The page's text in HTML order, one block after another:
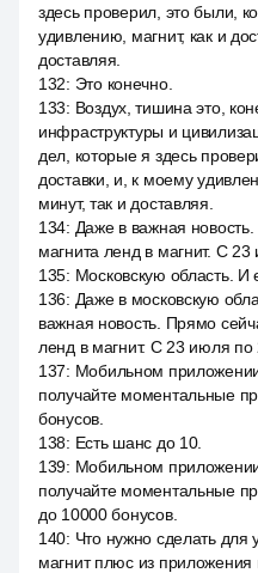
здесь проверил, это были,
удивлению, магнит, как и
доставляя.
132: Это конечно.
133: Воздух, тишина это,
инфраструктуры и
дел, которые я здесь
доставки, и, к моему
минут, так и доставляя.
134: Даже в важная
магнита ленд в магнит. С
135: Московскую область.
136: Даже в московскую
важная новость. Прямо
ленд в магнит. С 23 июля по
137: Мобильном приложении
получайте моментальные
бонусов.
138: Есть шанс до 10.
139: Мобильном
получайте моментальные
до 10000 бонусов.
140: Что нужно сделать для
магнит плюс из приложения